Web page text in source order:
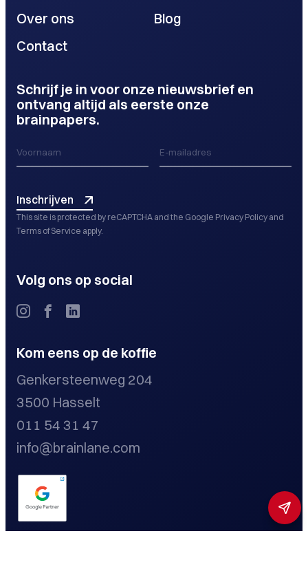
Over ons
Blog
Contact
Schrijf je in voor onze nieuwsbrief en
ontvang altijd als eerste onze
brainpapers.
Inschrijven
This site is protected by reCAPTCHA and the Google Privacy Policy and
Terms of Service apply.
Volg ons op social
Kom eens op de koffie
Genkersteenweg 204
3500 Hasselt
011 54 31 47
info@brainlane.com